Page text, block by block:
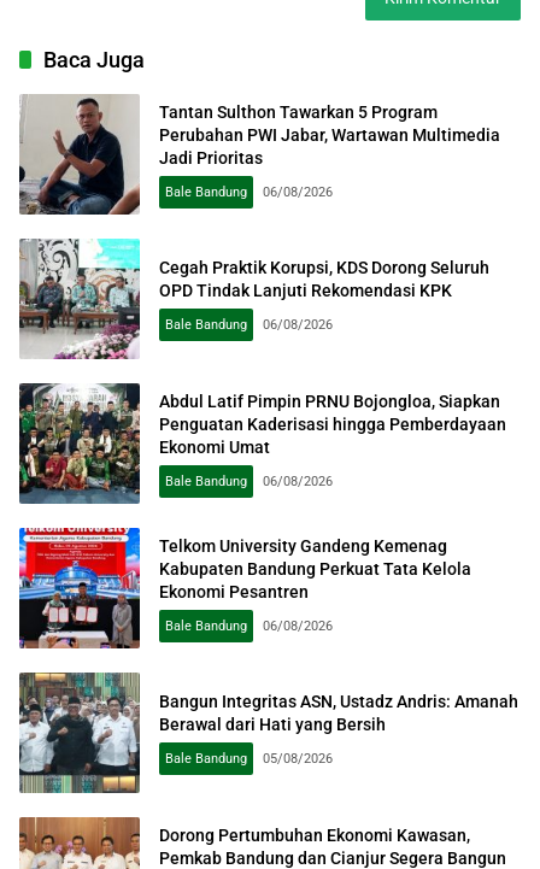
Baca Juga
Tantan Sulthon Tawarkan 5 Program
Perubahan PWI Jabar, Wartawan Multimedia
Jadi Prioritas
Bale Bandung 06/08/2026
Cegah Praktik Korupsi, KDS Dorong Seluruh
OPD Tindak Lanjuti Rekomendasi KPK
Bale Bandung 06/08/2026
Abdul Latif Pimpin PRNU Bojongloa, Siapkan
Penguatan Kaderisasi hingga Pemberdayaan
Ekonomi Umat
Bale Bandung 06/08/2026
Telkom University Gandeng Kemenag
Kabupaten Bandung Perkuat Tata Kelola
Ekonomi Pesantren
Bale Bandung 06/08/2026
Bangun Integritas ASN, Ustadz Andris: Amanah
Berawal dari Hati yang Bersih
Bale Bandung 05/08/2026
Dorong Pertumbuhan Ekonomi Kawasan,
Pemkab Bandung dan Cianjur Segera Bangun